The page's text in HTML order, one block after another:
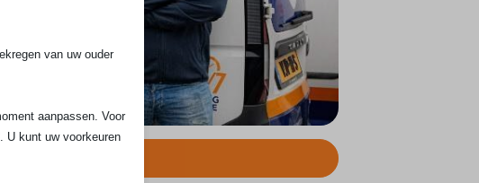
van uw ouder
aanpassen. Voor
U kunt uw voorkeuren